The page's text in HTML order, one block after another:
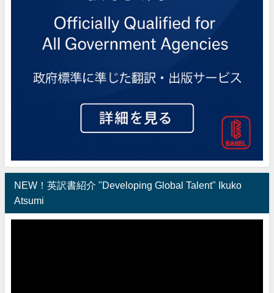
NEW！英訳書紹介 "Developing Global Talent" Ikuko
Atsumi